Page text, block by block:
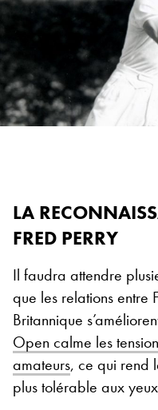
LA
FRED PERRY
Il faudra attendre
que les relations entre
Britannique
Open calme les
amateurs, ce qui rend
plus tolérable aux